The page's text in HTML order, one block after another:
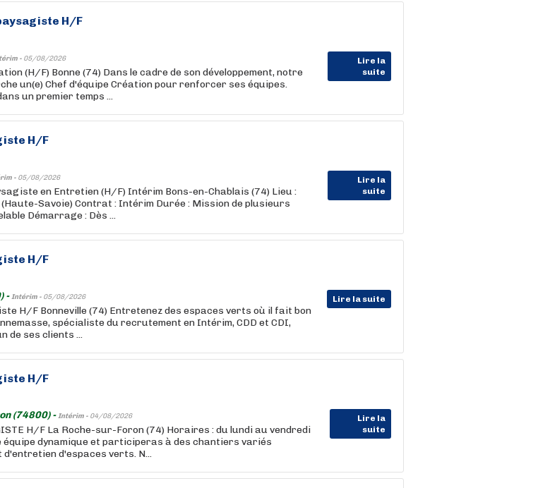
H/F
- 05/08/2026
Lire la
suite
(H/F) Bonne (74) Dans le cadre de son développement, notre
un(e) Chef d'équipe Création pour renforcer ses équipes.
un premier temps ...
H/F
- 05/08/2026
Lire la
suite
en Entretien (H/F) Intérim Bons-en-Chablais (74) Lieu :
Savoie) Contrat : Intérim Durée : Mission de plusieurs
Démarrage : Dès ...
H/F
-Intérim - 05/08/2026 Lire la suite
H/F Bonneville (74) Entretenez des espaces verts où il fait bon
spécialiste du recrutement en Intérim, CDD et CDI,
de ses clients ...
H/F
(74800) -Intérim - 04/08/2026
Lire la
suite
H/F La Roche-sur-Foron (74) Horaires : du lundi au vendredi
dynamique et participeras à des chantiers variés
d'entretien d'espaces verts. N...